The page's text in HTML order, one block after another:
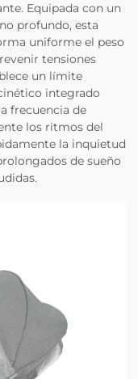
Equipada con un
profundo, esta
uniforme el peso
tensiones
un límite
integrado
frecuencia de
los ritmos del
la inquietud
de sueño